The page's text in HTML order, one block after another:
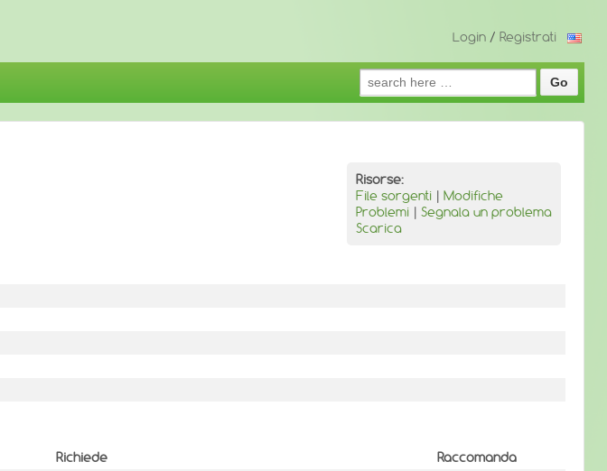
Login / Registrati
Search
for:
Risorse:
File sorgenti | Modifiche
Problemi | Segnala un problema
Scarica
Richiede
Raccomanda